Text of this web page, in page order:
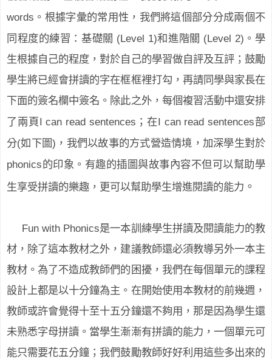
words 。根據字彙的常用性，我們將這個部分分成兩個不
同程度的練習：基礎關 (Level 1)和進階關 (Level 2) 。學
生根據自己的程度，對於自己的學習做自評及互評；鼓勵
學生將已經會拼讀的字在框框裡打勾，再請同學與家長在
下面的簽名欄中簽名。除此之外，每個複習活動中還安排
了兩頁I can read sentences ；在I can read sentences部
分(如下圖) ，我們以故事的方式營造情境，加深學生對於
phonics的印象。有趣的插圖與故事內容不但可以幫助學
生享受拼讀的樂趣，更可以幫助學生增進閱讀的能力 。
Fun with Phonics是一本訓練學生拼讀及閱讀能力的教
材，除了這本教材之外，建議教師還必須教導另外一本主
教材。為了不造成教師們的困擾，我們在每個單元的課程
設計上都是以十分鐘為主。在開始使用本教材的前幾週，
教師或許會覺得十至十五分鐘還不夠用，那是因為學生還
未熟悉字母拼讀。當學生漸漸有拼讀的能力，一個單元可
能只需要花五分鐘；我們鼓勵教師好好利用這些多出來的